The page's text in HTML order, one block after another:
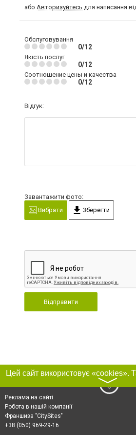
або Авторизуйтесь для написання
Обслуговування
0/12
Якість послуг
0/12
Соотношение цены и качества
0/12
Відгук:
Завантажити фото:
Вибрати
Зберегти
Відправити
〉
Реклама на сайті
Робота в нашій компанії
Франшиза "CitySites"
+38 (050) 969-29-16